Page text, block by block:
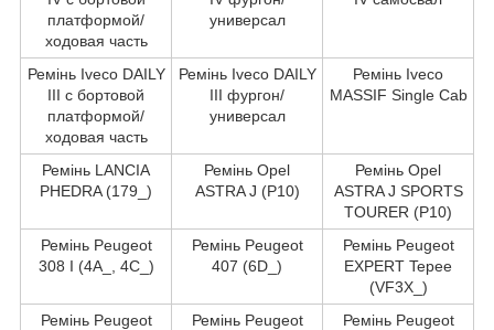
платформой/
ходовая часть
универсал
Ремінь Iveco DAILY
III c бортовой
платформой/
ходовая часть
Ремінь Iveco DAILY
III фургон/
универсал
Ремінь Iveco
MASSIF Single Cab
Ремінь LANCIA
PHEDRA (179_)
Ремінь Opel
ASTRA J (P10)
Ремінь Opel
ASTRA J SPORTS
TOURER (P10)
Ремінь Peugeot
308 I (4A_, 4C_)
Ремінь Peugeot
407 (6D_)
Ремінь Peugeot
EXPERT Tepee
(VF3X_)
Ремінь Peugeot
Ремінь Peugeot
Ремінь Peugeot